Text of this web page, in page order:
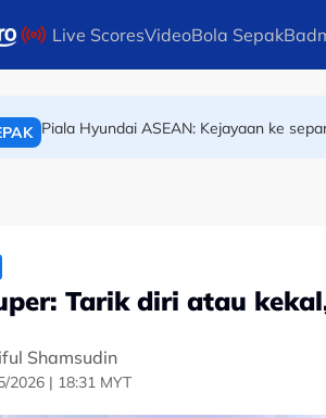
Live ScoresVideoBola Sepak
Piala Hyundai ASEAN: Kejayaan ke
Tarik diri atau
Shamsudin
2026 | 18:31 MYT